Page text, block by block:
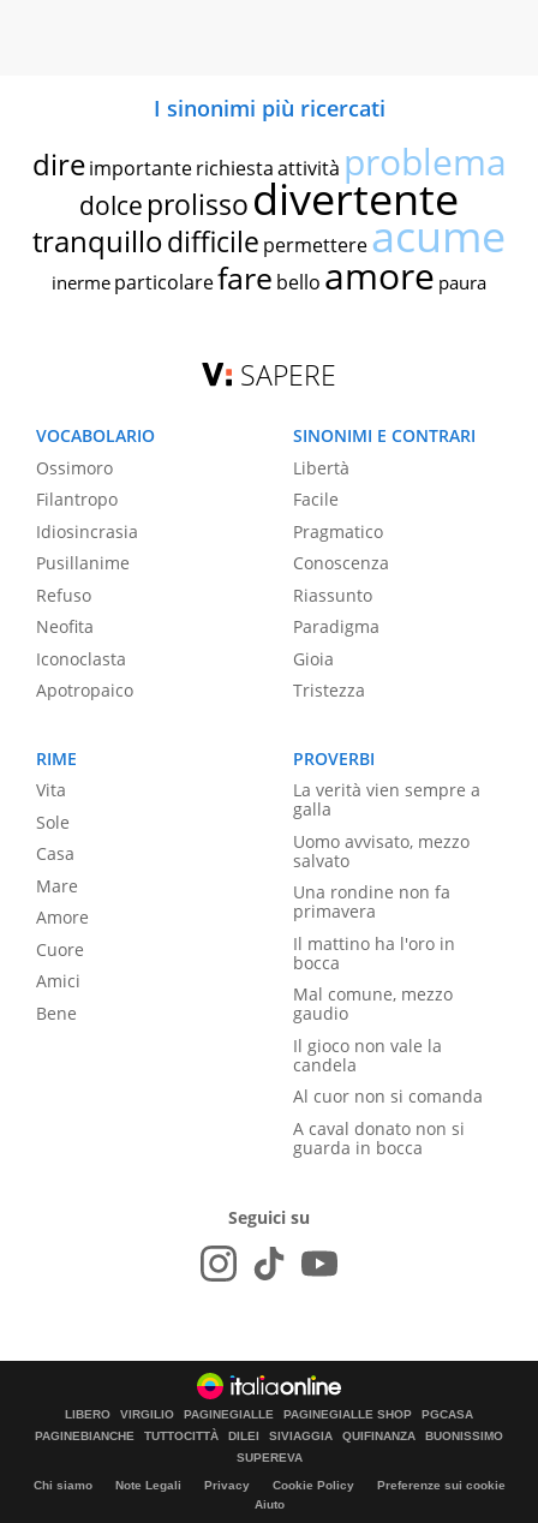
I sinonimi più ricercati
dire importante richiestaattività problema
dolce prolissodivertente
tranquillodifficile permettereacume
inerme particolarefare bello amore paura
SAPERE
VOCABOLARIO
Ossimoro
Filantropo
Idiosincrasia
Pusillanime
Refuso
Neofita
Iconoclasta
Apotropaico
SINONIMI E CONTRARI
Libertà
Facile
Pragmatico
Conoscenza
Riassunto
Paradigma
Gioia
Tristezza
RIME
Vita
Sole
Casa
Mare
Amore
Cuore
Amici
Bene
PROVERBI
La verità vien sempre a
galla
Uomo avvisato, mezzo
salvato
Una rondine non fa
primavera
Il mattino ha l'oro in
bocca
Mal comune, mezzo
gaudio
Il gioco non vale la
candela
Al cuor non si comanda
A caval donato non si
guarda in bocca
Seguici su
LIBERO VIRGILIO PAGINEGIALLE PAGINEGIALLE SHOP
PGCASA
PAGINEBIANCHE
TUTTOCITTÀ DILEI SIVIAGGIA QUIFINANZA
BUONISSIMO
SUPEREVA
Chi siamo Note Legali Privacy Cookie Policy
Preferenze sui cookie
Aiuto